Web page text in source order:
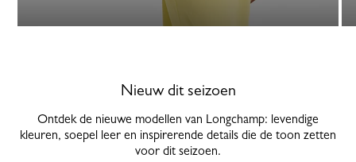
Nieuw dit seizoen
Ontdek de nieuwe modellen van Longchamp: levendige
kleuren, soepel leer en inspirerende details die de toon zetten
voor dit seizoen.